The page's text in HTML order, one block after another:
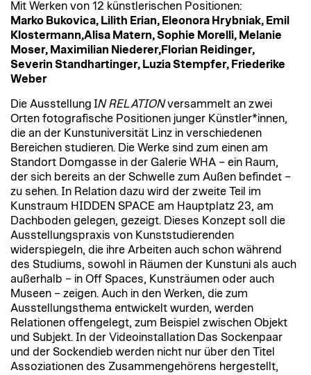
Mit Werken von 12 künstlerischen Positionen:
Marko Bukovica, Lilith Erian, Eleonora Hrybniak, Emil
Klostermann,Alisa Matern, Sophie Morelli, Melanie
Moser, Maximilian Niederer,Florian Reidinger,
Severin Standhartinger, Luzia Stempfer, Friederike
Weber
Die Ausstellung IN RELATIONversammelt an zwei
Orten fotografische Positionen junger Künstler*innen,
die an der Kunstuniversität Linz in verschiedenen
Bereichen studieren. Die Werke sind zum einen am
Standort Domgasse in der Galerie WHA – ein Raum,
der sich bereits an der Schwelle zum Außen befindet –
zu sehen. In Relation dazu wird der zweite Teil im
Kunstraum HIDDEN SPACE am Hauptplatz 23, am
Dachboden gelegen, gezeigt. Dieses Konzept soll die
Ausstellungspraxis von Kunststudierenden
widerspiegeln, die ihre Arbeiten auch schon während
des Studiums, sowohl in Räumen der Kunstuni als auch
außerhalb – in Off Spaces, Kunsträumen oder auch
Museen – zeigen. Auch in den Werken, die zum
Ausstellungsthema entwickelt wurden, werden
Relationen offengelegt, zum Beispiel zwischen Objekt
und Subjekt. In der Videoinstallation Das Sockenpaar
und der Sockendieb werden nicht nur über den Titel
Assoziationen des Zusammengehörens hergestellt,